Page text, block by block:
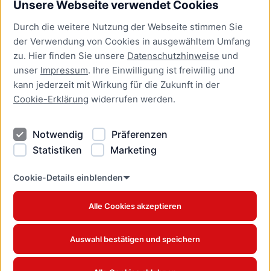
Unsere Webseite verwendet Cookies
Durch die weitere Nutzung der Webseite stimmen Sie
der Verwendung von Cookies in ausgewähltem Umfang
zu. Hier finden Sie unsere Datenschutzhinweise und
unser Impressum. Ihre Einwilligung ist freiwillig und
kann jederzeit mit Wirkung für die Zukunft in der
Cookie-Erklärung widerrufen werden.
Notwendig
Präferenzen
Statistiken
Marketing
Cookie-Details einblenden
Alle Cookies akzeptieren
Auswahl bestätigen und speichern
Bürgerservice
Presse
Newsletter Lübeck:kompakt
Kontakt
Kontakt
Datenschutzhinweise
Barrierefreiheit
Cookie Erklärung
www.luebeck.de